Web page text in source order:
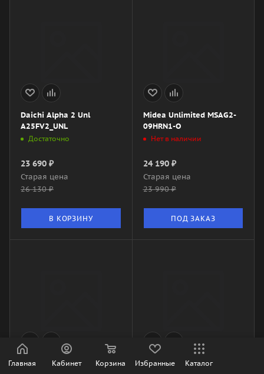
Daichi Alpha 2 Unl
A25FV2_UNL
Достаточно
23 690 ₽
Старая цена
26 130₽
В КОРЗИНУ
Midea Unlimited MSAG2-
09HRN1-O
Нет в наличии
24 190₽
Старая цена
23 990₽
ПОД ЗАКАЗ
Midea Paramount MSAG1-
DAICHIxMES
Главная Кабинет Корзина Избранные Каталог